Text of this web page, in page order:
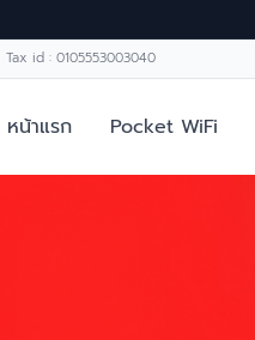
id : 0105553003040
หน้าแรก Pocket WiFi